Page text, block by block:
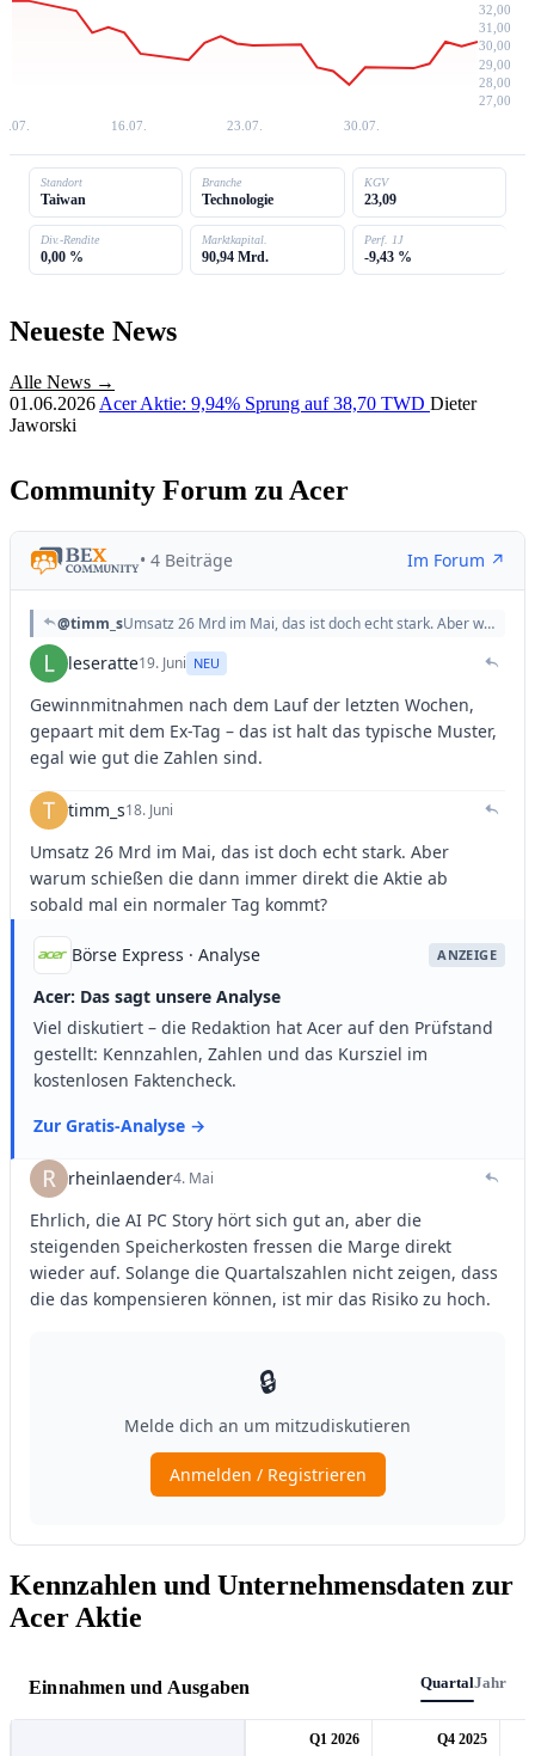
32,00
31,00
30,00
29,00
28,00
27,00
16.07. 23.07. 30.07.
Standort
Taiwan
Branche
Technologie
KGV
23,09
Div.-Rendite
0,00 %
Marktkapital.
90,94 Mrd.
Perf. 1J
-9,43 %
Neueste News
Alle News →
01.06.2026 Acer Aktie: 9,94% Sprung auf 38,70 TWD Dieter
Jaworski
Community Forum zu Acer
Kennzahlen und Unternehmensdaten zur
Acer Aktie
Einnahmen und Ausgaben QuartalJahr
Q1 2026 Q4 2025